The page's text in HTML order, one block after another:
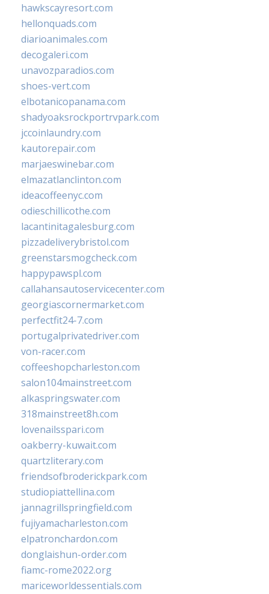
hawkscayresort.com
hellonquads.com
diarioanimales.com
decogaleri.com
unavozparadios.com
shoes-vert.com
elbotanicopanama.com
shadyoaksrockportrvpark.com
jccoinlaundry.com
kautorepair.com
marjaeswinebar.com
elmazatlanclinton.com
ideacoffeenyc.com
odieschillicothe.com
lacantinitagalesburg.com
pizzadeliverybristol.com
greenstarsmogcheck.com
happypawspl.com
callahansautoservicecenter.com
georgiascornermarket.com
perfectfit24-7.com
portugalprivatedriver.com
von-racer.com
coffeeshopcharleston.com
salon104mainstreet.com
alkaspringswater.com
318mainstreet8h.com
lovenailsspari.com
oakberry-kuwait.com
quartzliterary.com
friendsofbroderickpark.com
studiopiattellina.com
jannagrillspringfield.com
fujiyamacharleston.com
elpatronchardon.com
donglaishun-order.com
fiamc-rome2022.org
mariceworldessentials.com